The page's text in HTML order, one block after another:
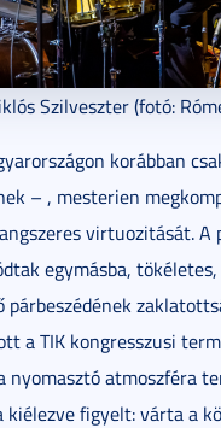
Szilveszter (fotó:
korábban
– , mesterien
virtuozitását.
egymásba,
a TIK kongresszusi
atmoszféra
kiélezve figyelt: várta a